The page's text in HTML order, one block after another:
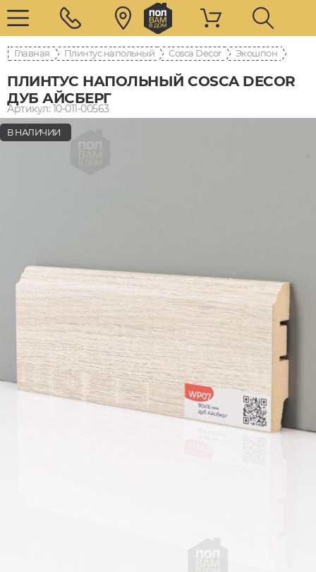
Главная Плинтус напольный Cosca Decor Экошпон
ПЛИНТУС НАПОЛЬНЫЙ COSCA DECOR
ДУБ АЙСБЕРГ
Артикул: 10-011-00563
В НАЛИЧИИ